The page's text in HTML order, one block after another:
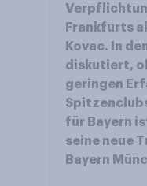
Frankfurts
Kovac. In
diskutiert,
geringen
für Bayern
seine neue
Bayern